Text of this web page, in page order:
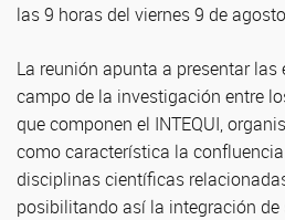
las 9 horas del viernes 9 de
La reunión apunta a presentar las
campo de la investigación entre
que componen el INTEQUI,
como característica la
disciplinas científicas
posibilitando así la integración